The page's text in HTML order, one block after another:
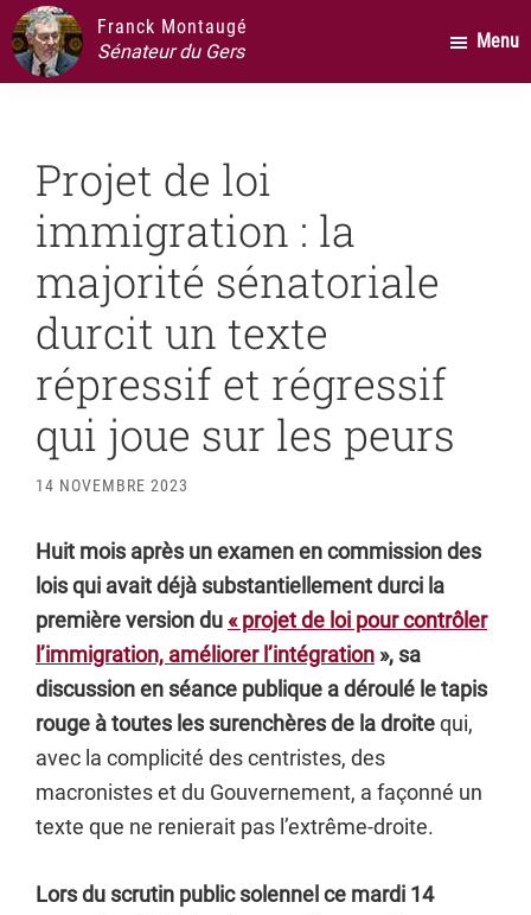
Passer
au
contenu
Passer
la
principale
Passer
au
pied
Franck Montaugé
Sénateur du Gers
Menu
Projet de loi
immigration : la
majorité sénatoriale
durcit un texte
répressif et régressif
qui joue sur les peurs
14 NOVEMBRE 2023
Huit mois après un examen en commission des
lois qui avait déjà substantiellement durci la
première version du « projet de loi pour contrôler
l’immigration, améliorer l’intégration», sa
discussion en séance publique a déroulé le tapis
rouge à toutes les surenchères de la droitequi,
avec la complicité des centristes, des
macronistes et du Gouvernement, a façonné un
texte que ne renierait pas l’extrême-droite.
Lors du scrutin public solennel ce mardi 14